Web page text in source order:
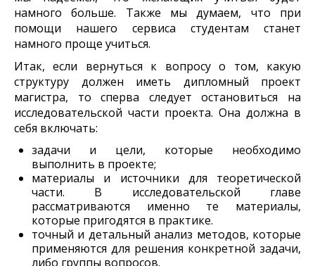
намного больше. Также мы думаем, что при
помощи нашего сервиса студентам станет
намного проще учиться.
Итак, если вернуться к вопросу о том, какую
структуру должен иметь дипломный проект
магистра, то сперва следует остановиться на
исследовательской части проекта. Она должна в
себя включать:
задачи и цели, которые необходимо
выполнить в проекте;
материалы и источники для теоретической
части. В исследовательской главе
рассматриваются именно те материалы,
которые пригодятся в практике.
точный и детальный анализ методов, которые
применяются для решения конкретной задачи,
либо группы вопросов.